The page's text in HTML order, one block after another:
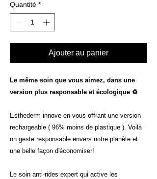
Quantité *
Ajouter au panier
Le même soin que vous aimez, dans une
version plus responsable et écologique ♻️
Esthederm innove en vous offrant une version
rechargeable ( 96% moins de plastique ). Voilà
un geste responsable envers notre planète et
une belle façon d'économiser!
Le soin anti-rides expert qui active les